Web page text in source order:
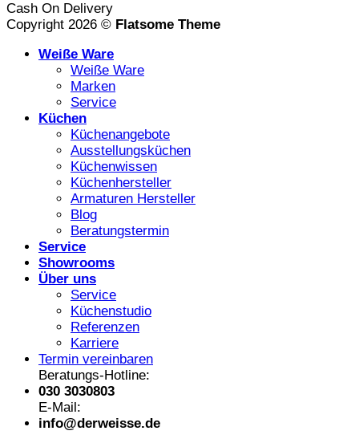
Cash On Delivery
Copyright 2026 © Flatsome Theme
Weiße Ware
Weiße Ware
Marken
Service
Küchen
Küchenangebote
Ausstellungsküchen
Küchenwissen
Küchenhersteller
Armaturen Hersteller
Blog
Beratungstermin
Service
Showrooms
Über uns
Service
Küchenstudio
Referenzen
Karriere
Termin vereinbaren
Beratungs-Hotline:
030 3030803
E-Mail:
info@derweisse.de